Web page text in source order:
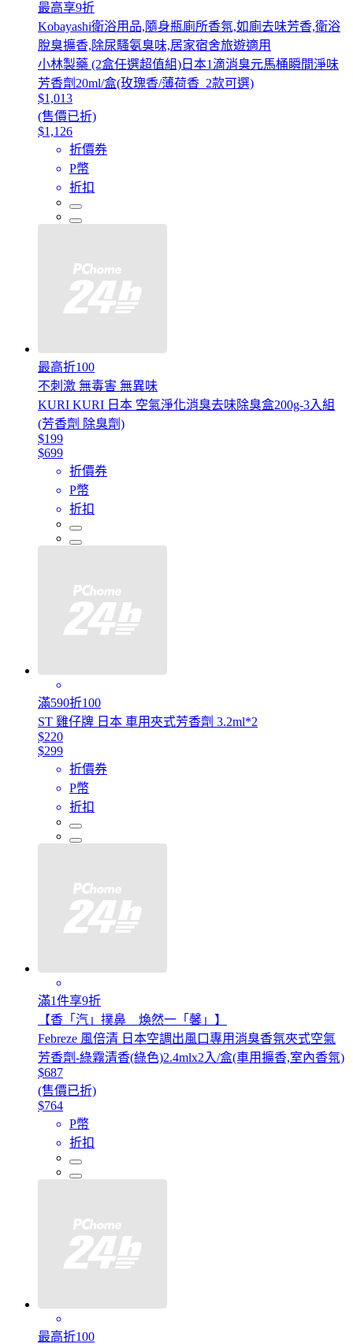
最高享9折
Kobayashi衛浴用品,隨身瓶廁所香氛,如廁去味芳香,衛浴
脫臭擴香,除尿騷氨臭味,居家宿舍旅遊適用
小林製藥 (2盒任選超值組)日本1滴消臭元馬桶瞬間淨味
芳香劑20ml/盒(玫瑰香/薄荷香_2款可選)
$1,013
(售價已折)
$1,126
折價券
P幣
折扣
最高折100
不刺激 無毒害 無異味
KURI KURI 日本 空氣淨化消臭去味除臭盒200g-3入組
(芳香劑 除臭劑)
$199
$699
折價券
P幣
折扣
滿590折100
ST 雞仔牌 日本 車用夾式芳香劑 3.2ml*2
$220
$299
折價券
P幣
折扣
滿1件享9折
【香「汽」撲鼻 煥然一「馨」】
Febreze 風倍清 日本空調出風口專用消臭香氛夾式空氣
芳香劑-綠霧清香(綠色)2.4mlx2入/盒(車用擴香,室內香氛)
$687
(售價已折)
$764
P幣
折扣
最高折100